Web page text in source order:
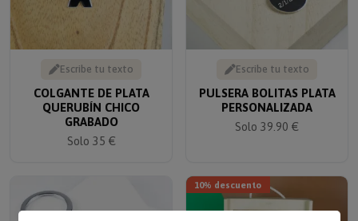
Escribe tu texto
COLGANTE DE PLATA
QUERUBÍN CHICO
GRABADO
Solo 35 €
Escribe tu texto
PULSERA BOLITAS PLATA
PERSONALIZADA
Solo 39.90 €
10% descuento